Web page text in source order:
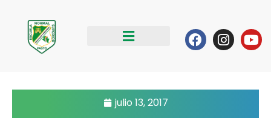
contenido
Facebook
julio 13, 2017